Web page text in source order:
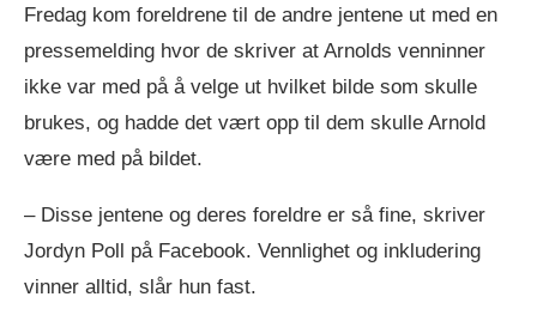
Fredag kom foreldrene til de andre jentene ut med en
pressemelding hvor de skriver at Arnolds venninner
ikke var med på å velge ut hvilket bilde som skulle
brukes, og hadde det vært opp til dem skulle Arnold
være med på bildet.
– Disse jentene og deres foreldre er så fine, skriver
Jordyn Poll på Facebook. Vennlighet og inkludering
vinner alltid, slår hun fast.